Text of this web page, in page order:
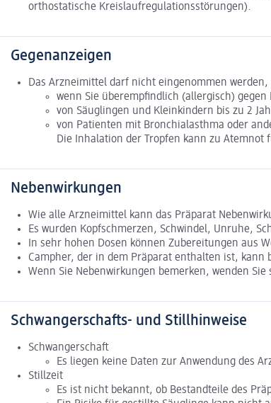
orthostatische Kreislaufregulationsstörungen).
Gegenanzeigen
Das Arzneimittel darf nicht eingenommen werden,
wenn Sie überempfindlich (allergisch)
von Säuglingen und Kleinkindern bis zu 2
von Patienten mit Bronchialasthma oder
Die Inhalation der Tropfen kann zu
Nebenwirkungen
Wie alle Arzneimittel kann das Präparat
Es wurden Kopfschmerzen, Schwindel, Unruhe,
In sehr hohen Dosen können Zubereitungen aus
Campher, der in dem Präparat enthalten ist, kann
Wenn Sie Nebenwirkungen bemerken, wenden
Schwangerschafts- und Stillhinweise
Schwangerschaft
Es liegen keine Daten zur Anwendung des
Stillzeit
Es ist nicht bekannt, ob Bestandteile des